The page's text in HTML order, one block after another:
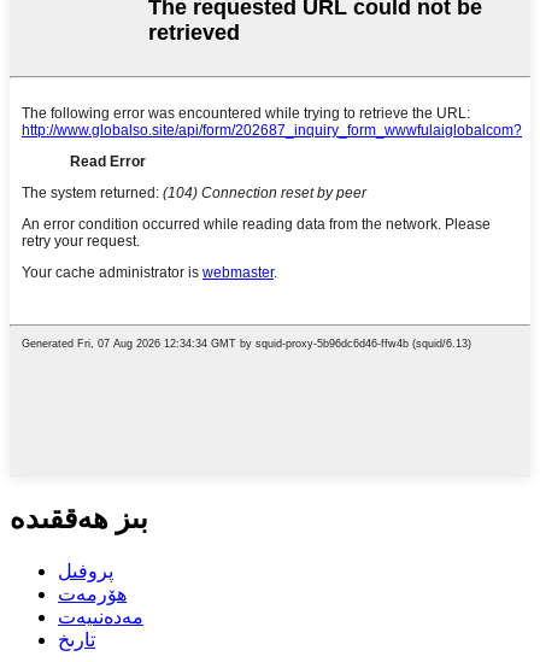
بىز ھەققىدە
پروفىل
ھۆرمەت
مەدەنىيەت
تارىخ